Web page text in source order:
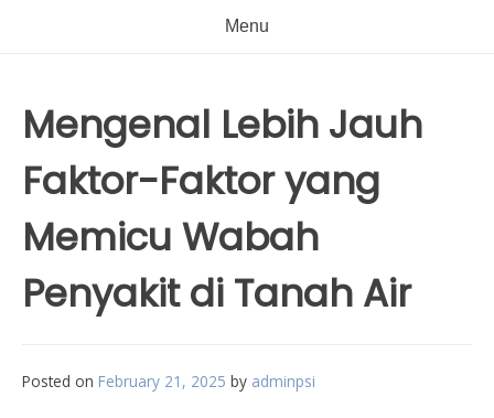
Menu
Mengenal Lebih Jauh
Faktor-Faktor yang
Memicu Wabah
Penyakit di Tanah Air
Posted on February 21, 2025 by adminpsi